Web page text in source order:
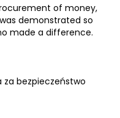
of money,
demonstrated so
made a difference.
bezpieczeństwo